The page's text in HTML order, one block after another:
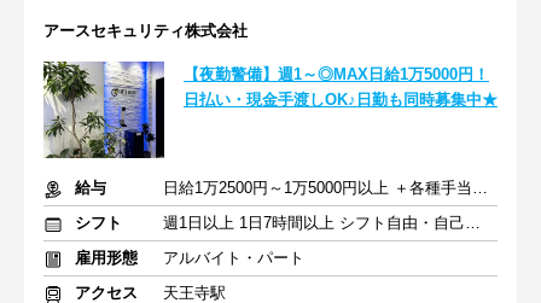
アースセキュリティ株式会社
【夜勤警備】週1～◎MAX日給1万5000円！
日払い・現金手渡しOK♪日勤も同時募集中★
給与
日給1万2500円～1万5000円以上 ＋各種手当＋交通費＋昇給あり
シフト
週1日以上 1日7時間以上 シフト自由・自己申告
雇用形態
アルバイト・パート
アクセス
天王寺駅